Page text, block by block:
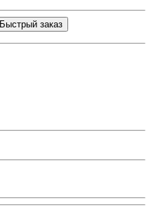
Быстрый заказ